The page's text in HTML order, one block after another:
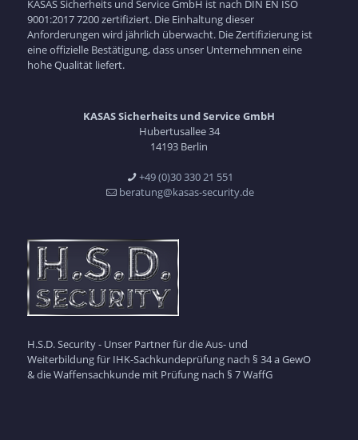
KASAS Sicherheits und Service GmbH ist nach DIN EN ISO
9001:2017 7200 zertifiziert. Die Einhaltung dieser
Anforderungen wird jährlich überwacht. Die Zertifizierung ist
eine offizielle Bestätigung, dass unser Unternehmnen eine
hohe Qualität liefert.
KASAS Sicherheits und Service GmbH
Hubertusallee 34
14193 Berlin
+49 (0)30 330 21 551
beratung@kasas-security.de
H.S.D. Security - Unser Partner für die Aus- und
Weiterbildung für IHK-Sachkundeprüfung nach § 34 a GewO
& die Waffensachkunde mit Prüfung nach § 7 WaffG